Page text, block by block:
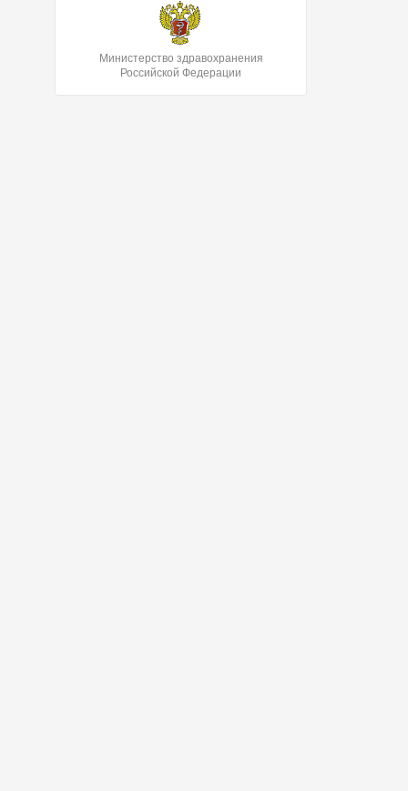
Министерство здравохранения
Российской Федерации